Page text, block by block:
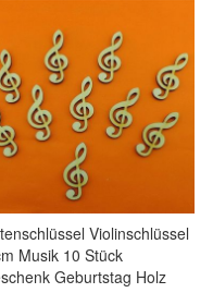
Violinschlüssel
Musik 10 Stück
Geburtstag Holz